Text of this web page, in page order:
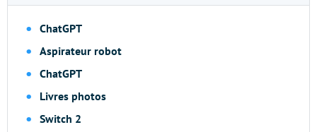
ChatGPT
Aspirateur robot
ChatGPT
Livres photos
Switch 2